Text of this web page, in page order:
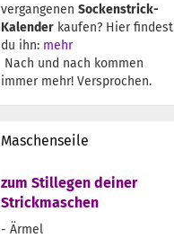
vergangenen Sockenstrick-
Kalender kaufen? Hier findest
du ihn: mehr
Nach und nach kommen
immer mehr! Versprochen.
Maschenseile
zum Stillegen deiner
Strickmaschen
- Ärmel